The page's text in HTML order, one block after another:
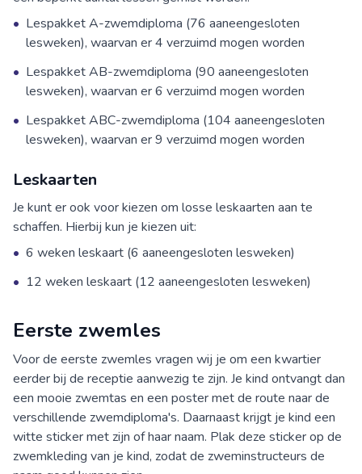
• Lespakket A-zwemdiploma (76 aaneengesloten
lesweken), waarvan er 4 verzuimd mogen worden
• Lespakket AB-zwemdiploma (90 aaneengesloten
lesweken), waarvan er 6 verzuimd mogen worden
• Lespakket ABC-zwemdiploma (104 aaneengesloten
lesweken), waarvan er 9 verzuimd mogen worden
Leskaarten
Je kunt er ook voor kiezen om losse leskaarten aan te
schaffen. Hierbij kun je kiezen uit:
• 6 weken leskaart (6 aaneengesloten lesweken)
• 12 weken leskaart (12 aaneengesloten lesweken)
Eerste zwemles
Voor de eerste zwemles vragen wij je om een kwartier
eerder bij de receptie aanwezig te zijn. Je kind ontvangt dan
een mooie zwemtas en een poster met de route naar de
verschillende zwemdiploma's. Daarnaast krijgt je kind een
witte sticker met zijn of haar naam. Plak deze sticker op de
zwemkleding van je kind, zodat de zweminstructeurs de